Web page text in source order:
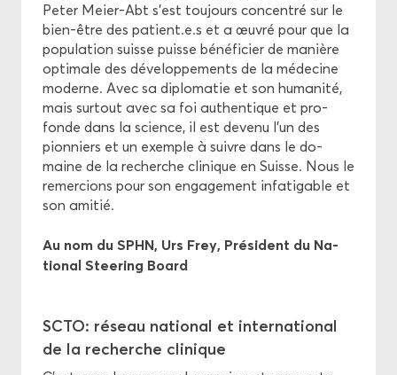
Peter Meier-​Abt s'est tou­jours concen­tré sur le
bien-​être des pa­tient.e.s et a œuvré pour que la
po­pu­la­tion suisse puisse bé­né­fi­cier de ma­nière
op­ti­male des dé­ve­lop­pe­ments de la mé­de­cine
mo­derne. Avec sa di­plo­ma­tie et son hu­ma­ni­té,
mais sur­tout avec sa foi au­then­tique et pro­
fonde dans la science, il est de­ve­nu l’un des
pion­niers et un exemple à suivre dans le do­
maine de la re­cherche cli­nique en Suisse. Nous le
re­mer­cions pour son en­ga­ge­ment in­fa­ti­gable et
son ami­tié.
Au nom du SPHN, Urs Frey, Pré­sident du Na­
tio­nal Stee­ring Board
SCTO: ré­seau na­tio­nal et in­ter­na­tio­nal
de la re­cherche cli­nique